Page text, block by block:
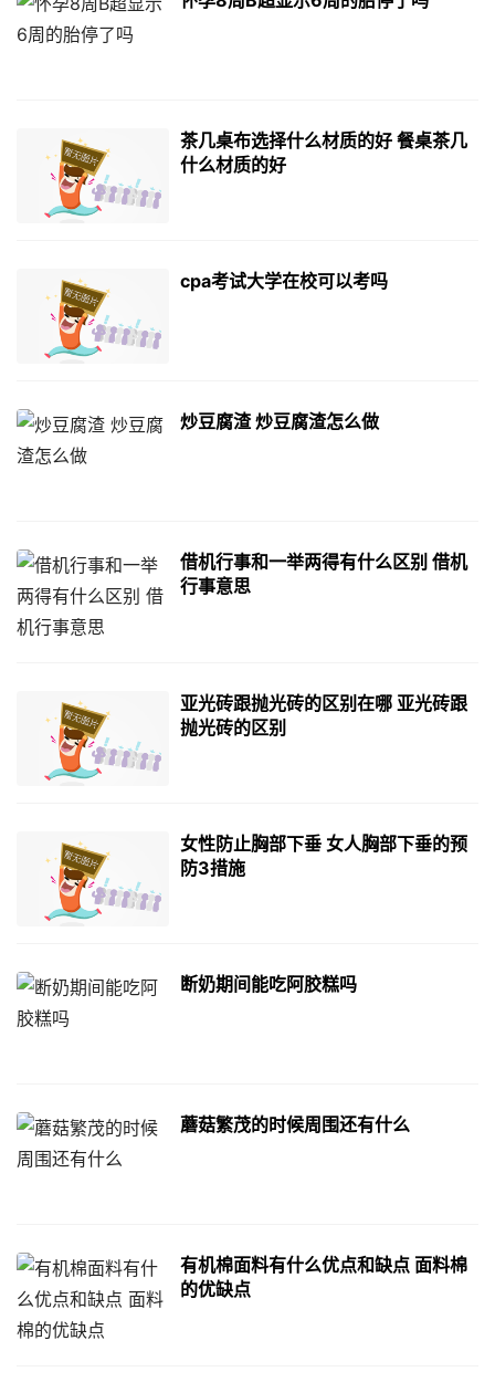
茶几桌布选择什么材质的好 餐桌茶几
什么材质的好
cpa考试大学在校可以考吗
炒豆腐渣 炒豆腐渣怎么做
借机行事和一举两得有什么区别 借机
行事意思
亚光砖跟抛光砖的区别在哪 亚光砖跟
抛光砖的区别
女性防止胸部下垂 女人胸部下垂的预
防3措施
断奶期间能吃阿胶糕吗
蘑菇繁茂的时候周围还有什么
有机棉面料有什么优点和缺点 面料棉
的优缺点